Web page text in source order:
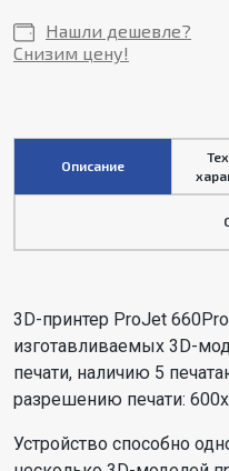
Нашли дешевле?
Снизим цену!
Описание
3D-принтер ProJet
изготавливаемых 3D-
печати, наличию 5
разрешению печати:
Устройство способно